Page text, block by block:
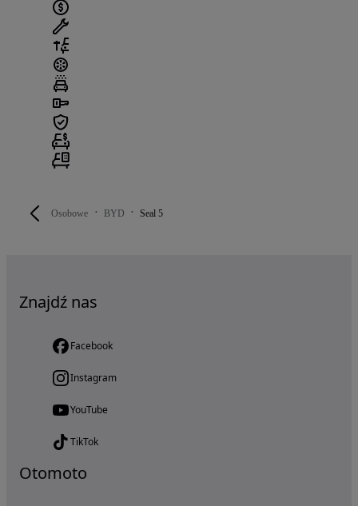
Osobowe BYD Seal 5
Znajdź nas
Facebook
Instagram
YouTube
TikTok
Otomoto